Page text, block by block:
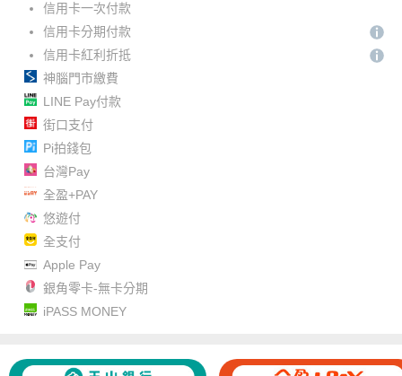
信用卡一次付款
信用卡分期付款
信用卡紅利折抵
神腦門市繳費
LINE Pay付款
街口支付
Pi拍錢包
台灣Pay
全盈+PAY
悠遊付
全支付
Apple Pay
銀角零卡-無卡分期
iPASS MONEY